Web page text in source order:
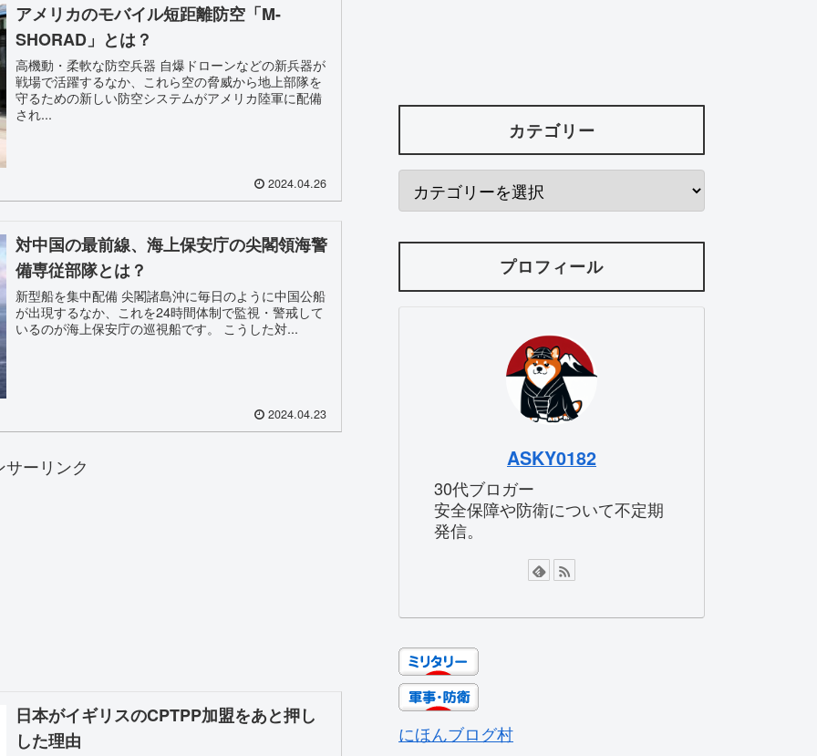
アメリカのモバイル短距離防空「M-
SHORAD」とは？
高機動・柔軟な防空兵器 自爆ドローンなどの新兵器が
戦場で活躍するなか、これら空の脅威から地上部隊を
守るための新しい防空システムがアメリカ陸軍に配備
され...
2024.04.26
対中国の最前線、海上保安庁の尖閣領海警
備専従部隊とは？
新型船を集中配備 尖閣諸島沖に毎日のように中国公船
が出現するなか、これを24時間体制で監視・警戒して
いるのが海上保安庁の巡視船です。 こうした対...
2024.04.23
サーリンク
日本がイギリスのCPTPP加盟をあと押し
した理由
カテゴリー
プロフィール
ASKY0182
30代ブロガー
安全保障や防衛について不定期
発信。
にほんブログ村